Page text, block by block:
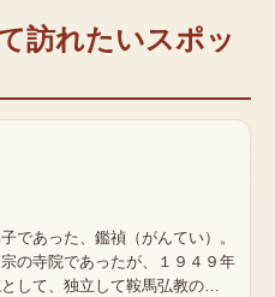
訪れたいスポッ
であった、鑑禎（がんてい）。
の寺院であったが、１９４９年
して、独立して鞍馬弘教の…